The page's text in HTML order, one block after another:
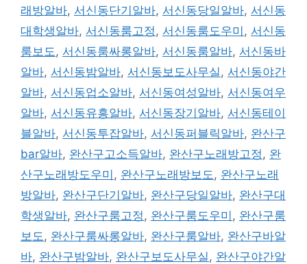
래방알바, 서신동단기알바, 서신동당일알바, 서신동
대학생알바, 서신동룸고정, 서신동룸도우미 , 서신동
룸보도, 서신동룸싸롱알바, 서신동룸알바, 서신동바
알바, 서신동밤알바, 서신동보도사무실, 서신동야간
알바, 서신동업소알바, 서신동여성알바, 서신동여우
알바, 서신동유흥알바, 서신동장기알바, 서신동테이
블알바, 서신동투잡알바, 서신동퍼블릭알바, 완산구
bar알바, 완산구고소득알바, 완산구노래방고정, 완
산구노래방도우미 , 완산구노래방보도, 완산구노래
방알바, 완산구단기알바, 완산구당일알바, 완산구대
학생알바, 완산구룸고정, 완산구룸도우미 , 완산구룸
보도, 완산구룸싸롱알바, 완산구룸알바, 완산구바알
바, 완산구밤알바, 완산구보도사무실, 완산구야간알